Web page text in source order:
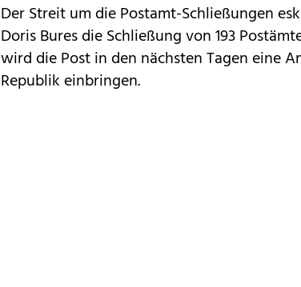
Der Streit um die Postamt-Schließungen
Doris Bures die Schließung von 193
wird die Post in den nächsten Tagen eine
Republik einbringen.